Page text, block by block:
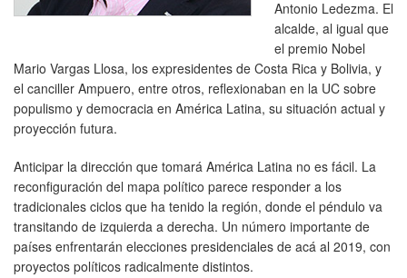
Antonio Ledezma. El
alcalde, al igual que
el premio Nobel
Mario Vargas Llosa, los expresidentes de Costa Rica y Bolivia, y
el canciller Ampuero, entre otros, reflexionaban en la UC sobre
populismo y democracia en América Latina, su situación actual y
proyección futura.
Anticipar la dirección que tomará América Latina no es fácil. La
reconfiguración del mapa político parece responder a los
tradicionales ciclos que ha tenido la región, donde el péndulo va
transitando de izquierda a derecha. Un número importante de
países enfrentarán elecciones presidenciales de acá al 2019, con
proyectos políticos radicalmente distintos.